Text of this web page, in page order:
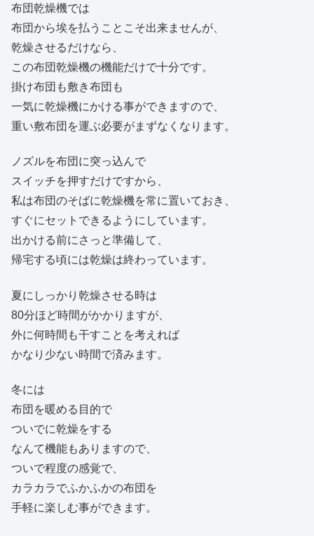
布団乾燥機では
布団から埃を払うことこそ出来ませんが、
乾燥させるだけなら、
この布団乾燥機の機能だけで十分です。
掛け布団も敷き布団も
一気に乾燥機にかける事ができますので、
重い敷布団を運ぶ必要がまずなくなります。
ノズルを布団に突っ込んで
スイッチを押すだけですから、
私は布団のそばに乾燥機を常に置いておき、
すぐにセットできるようにしています。
出かける前にさっと準備して、
帰宅する頃には乾燥は終わっています。
夏にしっかり乾燥させる時は
80分ほど時間がかかりますが、
外に何時間も干すことを考えれば
かなり少ない時間で済みます。
冬には
布団を暖める目的で
ついでに乾燥をする
なんて機能もありますので、
ついで程度の感覚で、
カラカラでふかふかの布団を
手軽に楽しむ事ができます。